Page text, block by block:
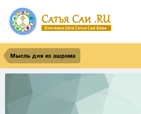
Мысль дня из ашрама